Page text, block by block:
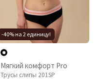
-40% на 2 единицу!
Мягкий комфорт Pro
Трусы слипы 201SP